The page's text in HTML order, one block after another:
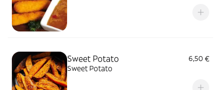
Sweet Potato
6,50 €
Sweet Potato